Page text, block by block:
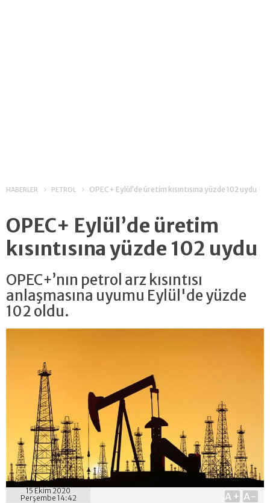
HABERLER PETROL OPEC+ Eylül’de üretim kısıntısına yüzde 102 uydu
OPEC+ Eylül’de üretim
kısıntısına yüzde 102 uydu
OPEC+’nın petrol arz kısıntısı
anlaşmasına uyumu Eylül'de yüzde
102 oldu.
15 Ekim 2020
Perşembe 14:42
A+ A-